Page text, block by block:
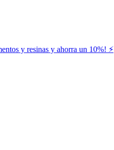
y resinas y ahorra un 10%! ⚡️